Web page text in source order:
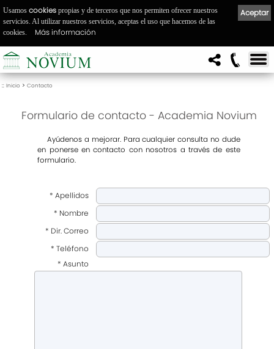
:: Inicio > Contacto
Formulario de contacto - Academia Novium
Ayúdenos a mejorar. Para cualquier consulta no dude
en ponerse en contacto con nosotros a través de este
formulario.
* Apellidos
* Nombre
* Dir. Correo
* Teléfono
* Asunto
Aceptar
Usamos cookies propias y de terceros que nos permiten ofrecer nuestros
servicios. Al utilizar nuestros servicios, aceptas el uso que hacemos de las
cookies.
Más información